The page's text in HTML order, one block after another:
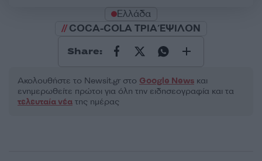
Ελλάδα
COCA-COLA ΤΡΙΑ ΈΨΙΛΟΝ
Share:
Ακολουθήστε το Νewsit.gr στο Google News και
ενημερωθείτε πρώτοι για όλη την ειδησεογραφία και τα
τελευταία νέα της ημέρας